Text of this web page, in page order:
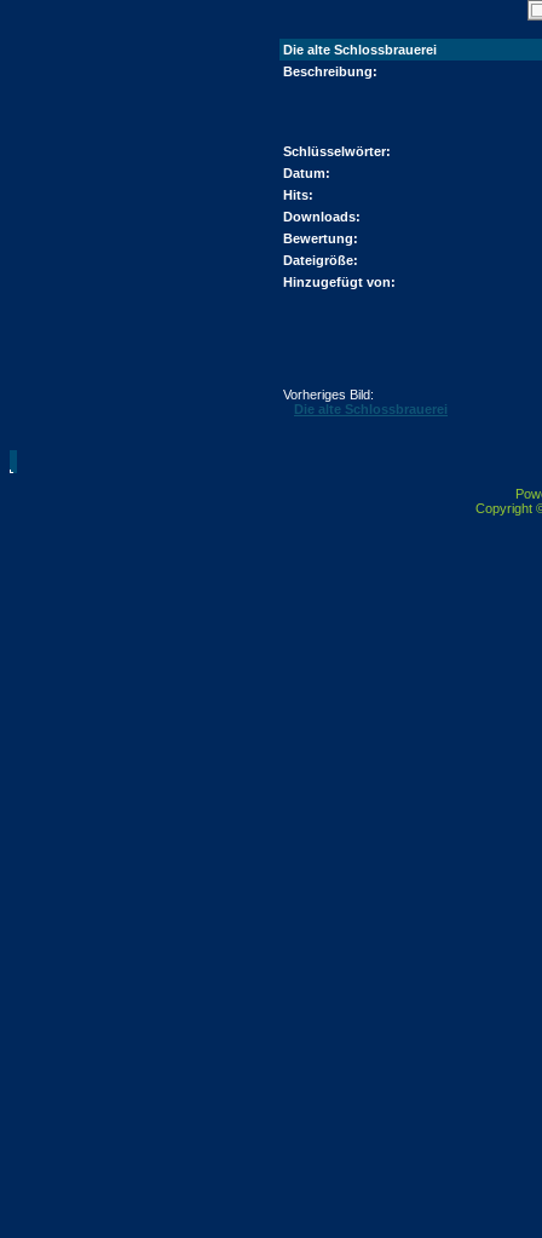
Die alte Schlossbrauerei
Beschreibung:
Schlüsselwörter:
Datum:
Hits:
Downloads:
Bewertung:
Dateigröße:
Hinzugefügt von:
Vorheriges Bild:
Die alte Schlossbrauerei
Copyright